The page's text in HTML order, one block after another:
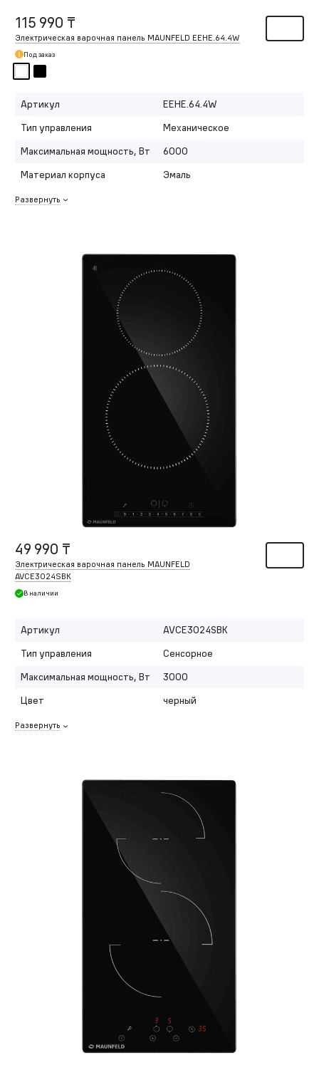
115 990 ₸
Электрическая варочная панель MAUNFELD EEHE.64.4W
Под заказ
Артикул
EEHE.64.4W
Тип управления
Механическое
Максимальная мощность, Вт
6000
Материал корпуса
Эмаль
Развернуть
49 990 ₸
Электрическая варочная панель MAUNFELD
AVCE3024SBK
В наличии
Артикул
AVCE3024SBK
Тип управления
Сенсорное
Максимальная мощность, Вт
3000
Цвет
черный
Развернуть